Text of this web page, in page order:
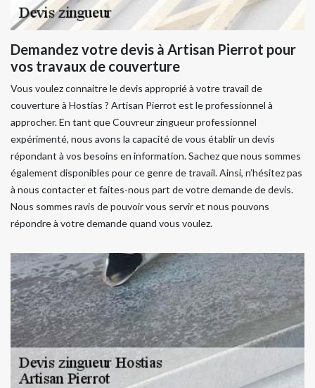
Demandez votre devis à Artisan Pierrot pour
vos travaux de couverture
Vous voulez connaitre le devis approprié à votre travail de
couverture à Hostias ? Artisan Pierrot est le professionnel à
approcher. En tant que Couvreur zingueur professionnel
expérimenté, nous avons la capacité de vous établir un devis
répondant à vos besoins en information. Sachez que nous sommes
également disponibles pour ce genre de travail. Ainsi, n’hésitez pas
à nous contacter et faites-nous part de votre demande de devis.
Nous sommes ravis de pouvoir vous servir et nous pouvons
répondre à votre demande quand vous voulez.